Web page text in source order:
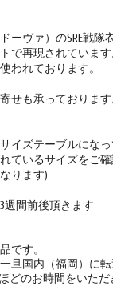
ーヴァ）のSRE戦隊
で再現されていま
われております。
せも承っておりま
イズテーブルにな
ているサイズをご
ります)
間前後頂きます
です。
旦国内（福岡）に
どのお時間をいただ